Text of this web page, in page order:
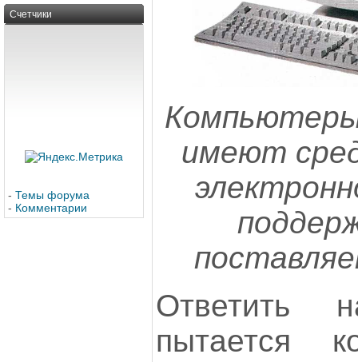
Счетчики
- Темы форума
- Комментарии
имеют
Ответить
пытается